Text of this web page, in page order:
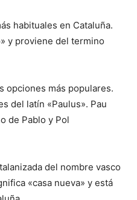
habituales en Cataluña.
y proviene del termino
opciones más populares.
del latín «Paulus». Pau
de Pablo y Pol
del nombre vasco
«casa nueva» y está